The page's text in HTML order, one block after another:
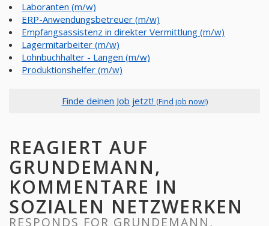
Laboranten (m/w)
ERP-Anwendungsbetreuer (m/w)
Empfangsassistenz in direkter Vermittlung (m/w)
Lagermitarbeiter (m/w)
Lohnbuchhalter - Langen (m/w)
Produktionshelfer (m/w)
Finde deinen Job jetzt! (Find job now!)
REAGIERT AUF
GRUNDEMANN,
KOMMENTARE IN
SOZIALEN NETZWERKEN
RESPONDS FOR GRUNDEMANN,